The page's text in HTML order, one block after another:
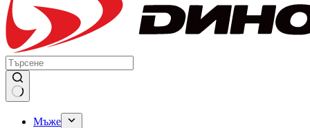
Мъже